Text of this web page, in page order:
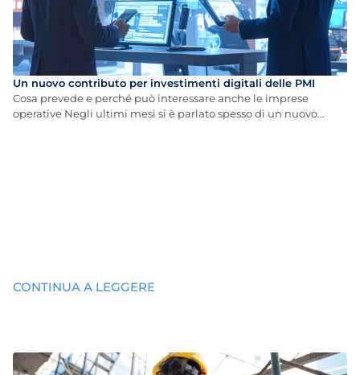
Un nuovo contributo per investimenti digitali delle PMI
Cosa prevede e perché può interessare anche le imprese
operative Negli ultimi mesi si è parlato spesso di un nuovo...
CONTINUA A LEGGERE